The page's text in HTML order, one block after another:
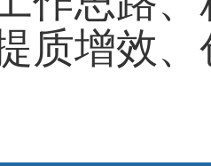
质增效